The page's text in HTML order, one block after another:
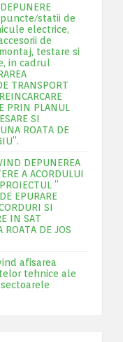
puncte/statii de
electrice,
de
testare si
in cadrul
TRANSPORT
PRIN PLANUL
SI
ROATA DE
DEPUNEREA
A ACORDULUI
”
EPURARE
SI
IN SAT
ROATA DE JOS
afisarea
tehnice ale